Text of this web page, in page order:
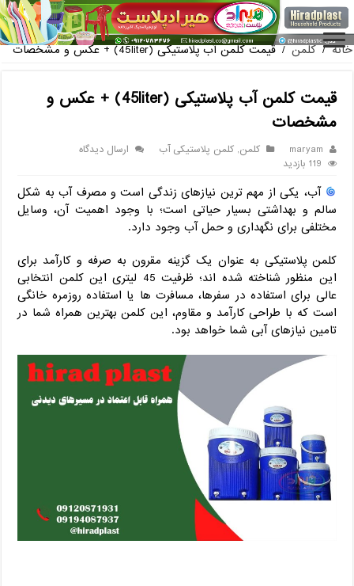
بازار عمده فروشی فایل کشویی ناصر
خانه / کلمن / قیمت کلمن آب پلاستیکی (45liter) + عکس و مشخصات
قیمت کلمن آب پلاستیکی (45liter) + عکس و
مشخصات
maryam کلمن,کلمن پلاستیکی آب
ارسال دیدگاه
119 بازدید
آب، یکی از مهم ترین نیازهای زندگی است و مصرف آب به شکل
سالم و بهداشتی بسیار حیاتی است؛ با وجود اهمیت آن، وسایل
مختلفی برای نگهداری و حمل آب وجود دارد.
کلمن پلاستیکی به عنوان یک گزینه مقرون به صرفه و کارآمد برای
این منظور شناخته شده‌ اند؛ ظرفیت 45 لیتری این کلمن انتخابی
عالی برای استفاده در سفرها، مسافرت‌ ها یا استفاده روزمره خانگی
است که با طراحی کارآمد و مقاوم، این کلمن بهترین همراه شما در
تامین نیازهای آبی شما خواهد بود.